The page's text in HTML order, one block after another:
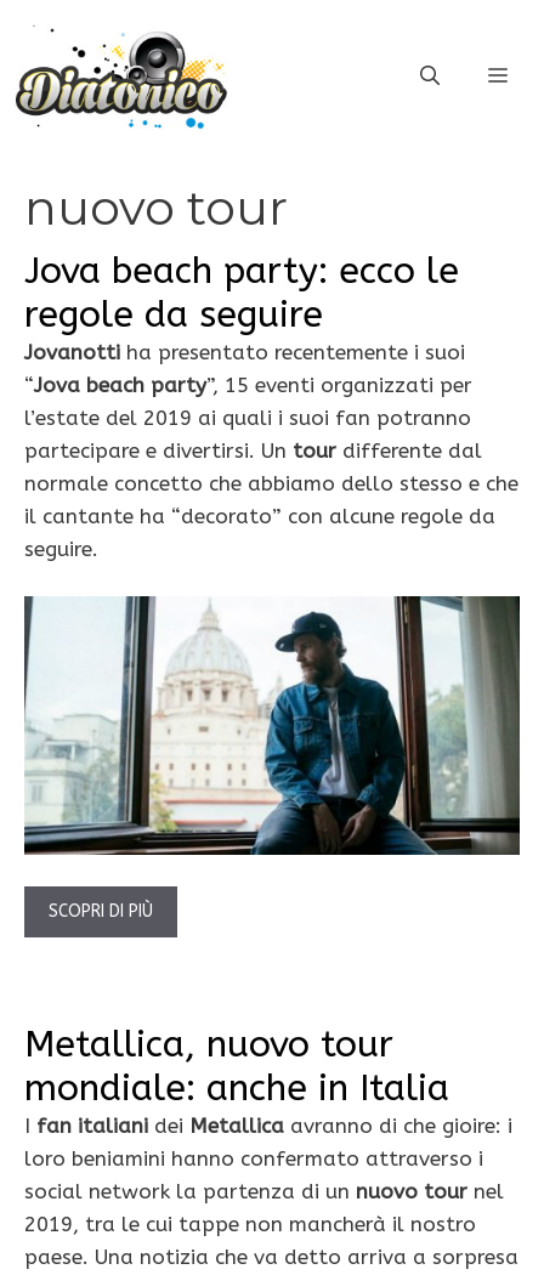
contenuto
nuovo tour
Jova beach party: ecco le
regole da seguire
Jovanotti ha presentato recentemente i suoi
“Jova beach party”, 15 eventi organizzati per
l’estate del 2019 ai quali i suoi fan potranno
partecipare e divertirsi. Un tour differente dal
normale concetto che abbiamo dello stesso e che
il cantante ha “decorato” con alcune regole da
seguire.
SCOPRI DI PIÙ
Metallica, nuovo tour
mondiale: anche in Italia
I fan italiani dei Metallica avranno di che gioire: i
loro beniamini hanno confermato attraverso i
social network la partenza di un nuovo tour nel
2019, tra le cui tappe non mancherà il nostro
paese. Una notizia che va detto arriva a sorpresa